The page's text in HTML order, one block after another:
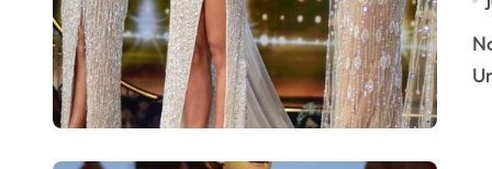
No sábado, 25, Marcela Kozinski foi coroada Miss